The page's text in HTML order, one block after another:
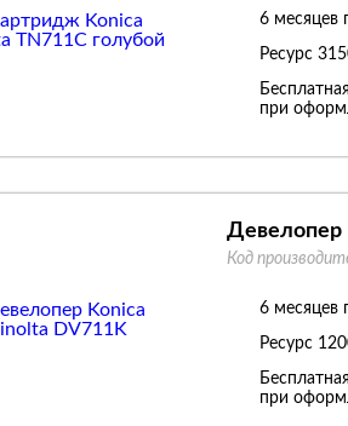
6 месяцев
Ресурс
при
Девелопер
Код
6 месяцев
Ресурс
при